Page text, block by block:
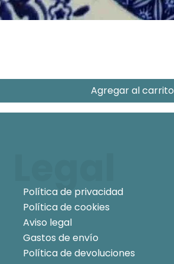
Agregar al carrito
Política de privacidad
Política de cookies
Aviso legal
Gastos de envío
Política de devoluciones